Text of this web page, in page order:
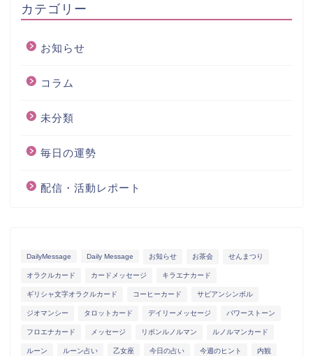
カテゴリー
お知らせ
コラム
未分類
毎日の運勢
配信・活動レポート
DailyMessage Daily Message お知らせ お茶会 せんまつり
オラクルカード カードメッセージ キラエナカード
ギリシャ文字オラクルカード コーヒーカード サビアンシンボル
ジオマンシー タロットカード デイリーメッセージ パワーストーン
フロエナカード メッセージ リボンルノルマン ルノルマンカード
ルーン ルーン占い 乙女座 今日の占い 今週のヒント 内観